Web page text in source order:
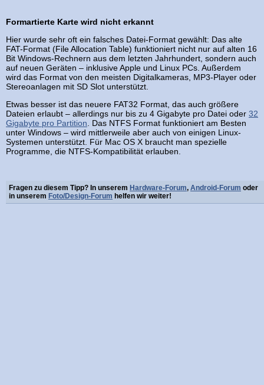
Formartierte Karte wird nicht erkannt
Hier wurde sehr oft ein falsches Datei-Format gewählt: Das alte
FAT-Format (File Allocation Table) funktioniert nicht nur auf alten 16
Bit Windows-Rechnern aus dem letzten Jahrhundert, sondern auch
auf neuen Geräten – inklusive Apple und Linux PCs. Außerdem
wird das Format von den meisten Digitalkameras, MP3-Player oder
Stereoanlagen mit SD Slot unterstützt.
Etwas besser ist das neuere FAT32 Format, das auch größere
Dateien erlaubt – allerdings nur bis zu 4 Gigabyte pro Datei oder 32
Gigabyte pro Partition . Das NTFS Format funktioniert am Besten
unter Windows – wird mittlerweile aber auch von einigen Linux-
Systemen unterstützt. Für Mac OS X braucht man spezielle
Programme, die NTFS-Kompatibilität erlauben.
Fragen zu diesem Tipp? In unserem Hardware-Forum, Android-Forum oder
in unserem Foto/Design-Forum helfen wir weiter!